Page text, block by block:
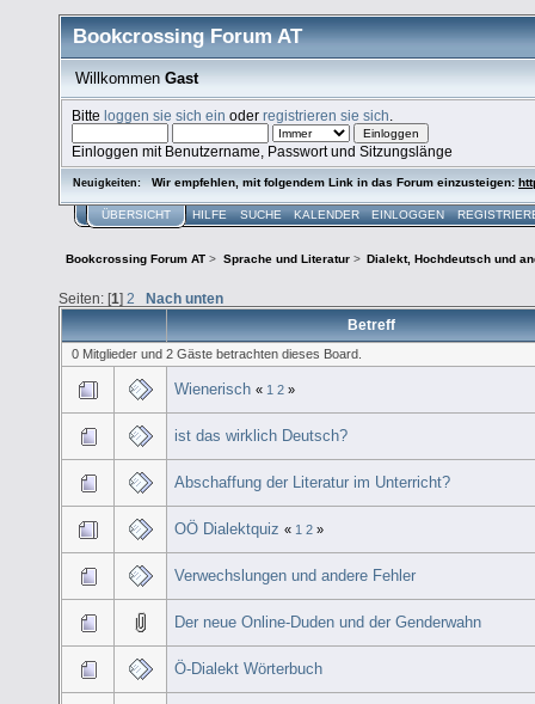
Bookcrossing Forum AT
Willkommen Gast
Bitteloggen sie sich ein oderregistrieren sie sich
Einloggen mit Benutzername, Passwort und Sitzungslänge
Neuigkeiten: Wir empfehlen, mit folgendem Link in das Forum einzusteigen:
ÜBERSICHT HILFE SUCHE KALENDER EINLOGGEN
Bookcrossing Forum AT > Sprache und Literatur> Dialekt, Hochdeutsch und
Seiten: [1] 2
Nach unten
Betreff
0 Mitglieder und 2 Gäste betrachten dieses Board.
Wienerisch « 1 2 »
ist das wirklich Deutsch?
Abschaffung der Literatur im Unterricht?
OÖ Dialektquiz « 1 2 »
Verwechslungen und andere Fehler
Der neue Online-Duden und der Genderwahn
Ö-Dialekt Wörterbuch